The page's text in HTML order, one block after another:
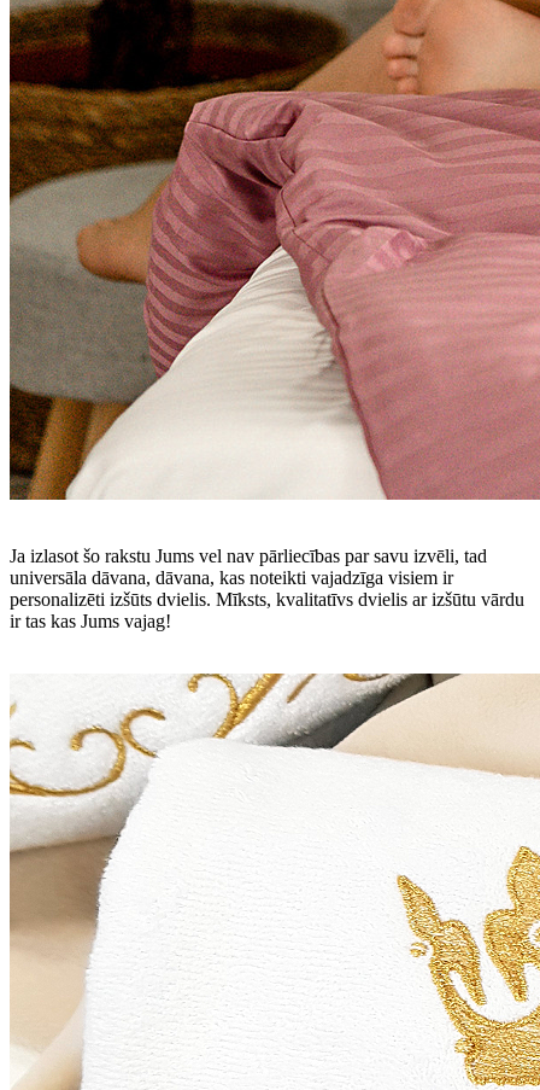
Ja izlasot šo rakstu Jums vel nav pārliecības par savu izvēli, tad
universāla dāvana, dāvana, kas noteikti vajadzīga visiem ir
personalizēti izšūts dvielis. Mīksts, kvalitatīvs dvielis ar izšūtu vārdu
ir tas kas Jums vajag!